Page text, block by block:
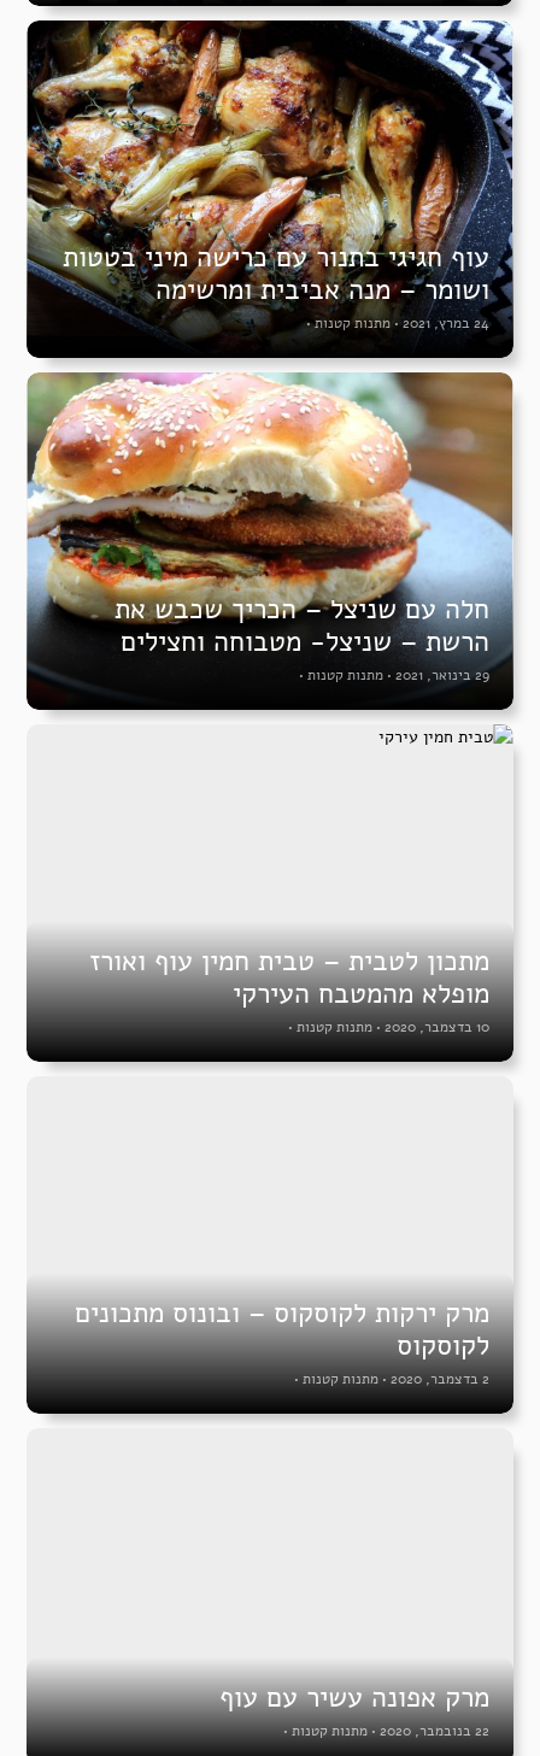
עוף חגיגי בתנור עם כרישה מיני בטטות
ושומר – מנה אביבית ומרשימה
24 במרץ, 2021 •מתנות קטנות•
חלה עם שניצל – הכריך שכבש את
הרשת – שניצל- מטבוחה וחצילים
29 בינואר, 2021 • מתנות קטנות •
מתכון לטבית – טבית חמין עוף ואורז
מופלא מהמטבח העירקי
10 בדצמבר, 2020 • מתנות קטנות •
מרק ירקות לקוסקוס – ובונוס מתכונים
לקוסקוס
2 בדצמבר, 2020 • מתנות קטנות •
מרק אפונה עשיר עם עוף
22 בנובמבר, 2020 • מתנות קטנות•